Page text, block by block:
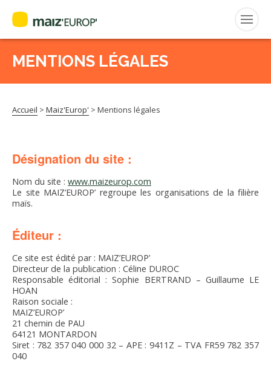
Rechercher
:
MAIZ’EUROP’
CERTIFICATION CE2+
FNPSMS
IRRIGANTS DE FRANCE
MENTIONS LÉGALES
Accueil > Maiz'Europ' > Mentions légales
Désignation du site :
Nom du site : www.maizeurop.com
Le site MAIZ’EUROP’ regroupe les organisations de la filière
maïs.
Éditeur :
Ce site est édité par : MAIZ’EUROP’
Directeur de la publication : Céline DUROC
Responsable éditorial : Sophie BERTRAND – Guillaume LE
HOAN
Raison sociale :
MAIZ’EUROP’
21 chemin de PAU
64121 MONTARDON
Siret : 782 357 040 000 32 – APE : 9411Z – TVA FR59 782 357
040